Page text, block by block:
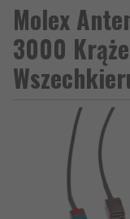
Molex
3000